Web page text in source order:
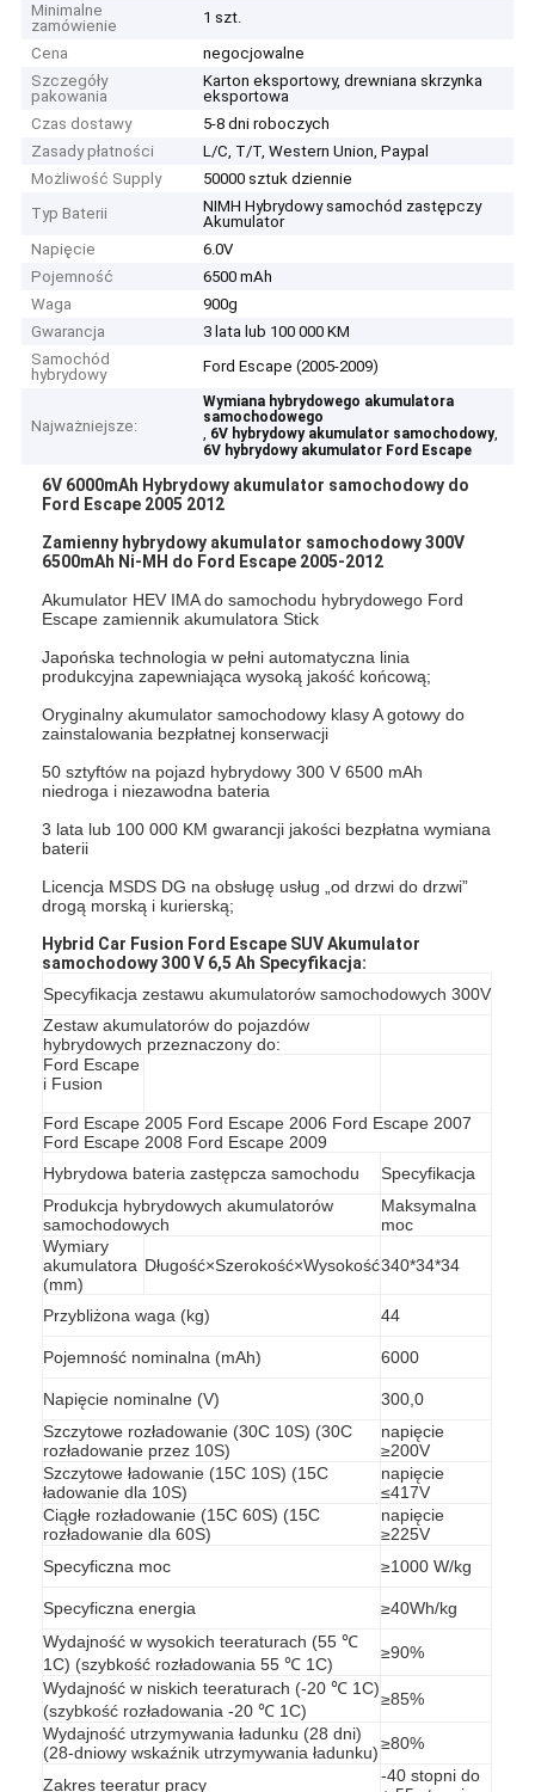
Dom
Produkty
O nas
Minimalne
zamówienie
1 szt.
Cena
negocjowalne
Szczegóły
pakowania
Karton eksportowy, drewniana skrzynka
eksportowa
Czas dostawy
5-8 dni roboczych
Zasady płatności
L/C, T/T, Western Union, Paypal
Możliwość Supply
50000 sztuk dziennie
Typ Baterii
NIMH Hybrydowy samochód zastępczy
Akumulator
Napięcie
6.0V
Pojemność
6500 mAh
Waga
900g
Gwarancja
3 lata lub 100 000 KM
Samochód
hybrydowy
Ford Escape (2005-2009)
Najważniejsze:
Wymiana hybrydowego akumulatora
samochodowego
, 6V hybrydowy akumulator samochodowy,
6V hybrydowy akumulator Ford Escape
6V 6000mAh Hybrydowy akumulator samochodowy do
Ford Escape 2005 2012
Zamienny hybrydowy akumulator samochodowy 300V
6500mAh Ni-MH do Ford Escape 2005-2012
Akumulator HEV IMA do samochodu hybrydowego Ford
Escape zamiennik akumulatora Stick
Japońska technologia w pełni automatyczna linia
produkcyjna zapewniająca wysoką jakość końcową;
Oryginalny akumulator samochodowy klasy A gotowy do
zainstalowania bezpłatnej konserwacji
50 sztyftów na pojazd hybrydowy 300 V 6500 mAh
niedroga i niezawodna bateria
3 lata lub 100 000 KM gwarancji jakości bezpłatna wymiana
baterii
Licencja MSDS DG na obsługę usług „od drzwi do drzwi”
drogą morską i kurierską;
Hybrid Car Fusion Ford Escape SUV Akumulator
samochodowy 300 V 6,5 Ah Specyfikacja:
Specyfikacja zestawu akumulatorów samochodowych 300V
Zestaw akumulatorów do pojazdów
hybrydowych przeznaczony do:
Ford Escape
i Fusion
Ford Escape 2005 Ford Escape 2006 Ford Escape 2007
Ford Escape 2008 Ford Escape 2009
Hybrydowa bateria zastępcza samochodu
Specyfikacja
Produkcja hybrydowych akumulatorów
samochodowych
Maksymalna
moc
Wymiary
akumulatora
(mm)
Długość×Szerokość×Wysokość340*34*34
Przybliżona waga (kg) 44
Pojemność nominalna (mAh) 6000
Napięcie nominalne (V)
300,0
Szczytowe rozładowanie (30C 10S) (30C
rozładowanie przez 10S)
napięcie
≥200V
Szczytowe ładowanie (15C 10S) (15C
ładowanie dla 10S)
napięcie
≤417V
Ciągłe rozładowanie (15C 60S) (15C
rozładowanie dla 60S)
napięcie
≥225V
Specyficzna moc
≥1000 W/kg
Specyficzna energia
≥40Wh/kg
Wydajność w wysokich teeraturach (55 ℃
1C) (szybkość rozładowania 55 ℃ 1C)
≥90%
Wydajność w niskich teeraturach (-20 ℃ 1C)
(szybkość rozładowania -20 ℃ 1C)
≥85%
Wydajność utrzymywania ładunku (28 dni)
(28-dniowy wskaźnik utrzymywania ładunku) ≥80%
Zakres teeratur pracy
-40 stopni do